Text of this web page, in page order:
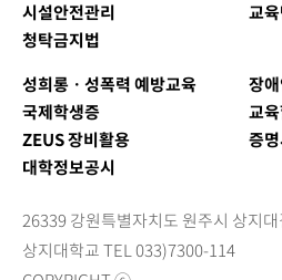
시설안전관리
교
청탁금지법
성희롱ㆍ성폭력 예방교육
장
국제학생증
교
ZEUS 장비활용
증
대학정보공시
26339 강원특별자치도 원주시 상지
상지대학교 TEL 033)7300-114